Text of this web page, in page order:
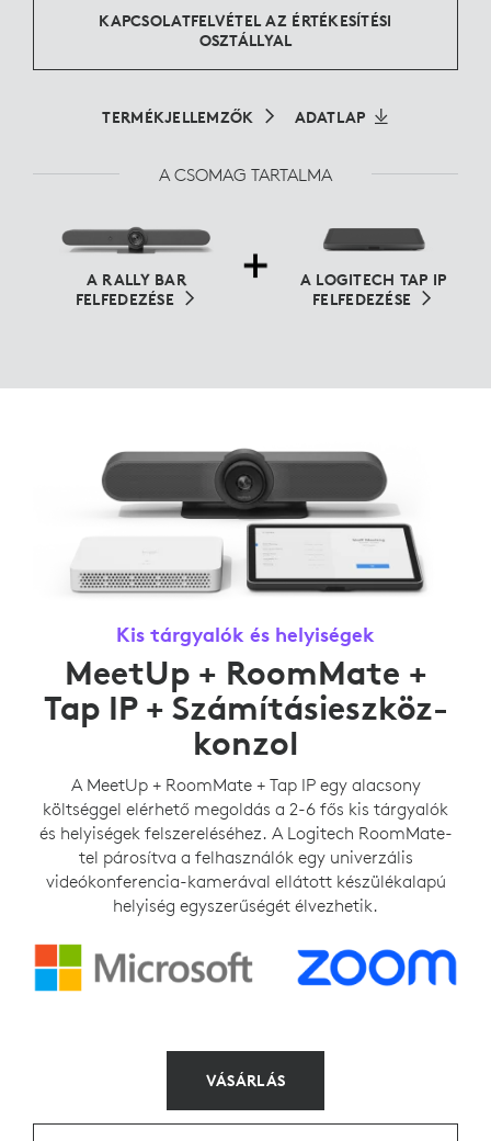
KAPCSOLATFELVÉTEL AZ ÉRTÉKESÍTÉSI
OSZTÁLLYAL
TERMÉKJELLEMZŐK ADATLAP
A CSOMAG TARTALMA
A RALLY BAR
FELFEDEZÉSE
A LOGITECH TAP IP
FELFEDEZÉSE
Kis tárgyalók és helyiségek
MeetUp + RoomMate +
Tap IP + Számításieszköz-
konzol
A MeetUp + RoomMate + Tap IP egy alacsony
költséggel elérhető megoldás a 2-6 fős kis tárgyalók
és helyiségek felszereléséhez. A Logitech RoomMate-
tel párosítva a felhasználók egy univerzális
videókonferencia-kamerával ellátott készülékalapú
helyiség egyszerűségét élvezhetik.
VÁSÁRLÁS